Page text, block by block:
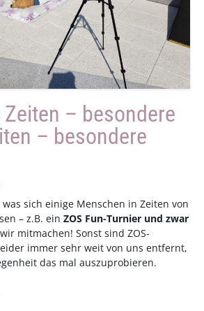
– besondere
– besondere
sich einige Menschen in Zeiten von
– z.B. ein ZOS Fun-Turnier und zwar
mitmachen! Sonst sind ZOS-
immer sehr weit von uns entfernt,
das mal auszuprobieren.